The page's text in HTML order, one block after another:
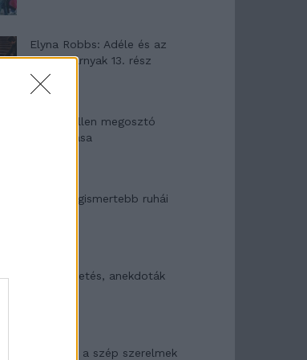
Elyna Robbs: Adéle és az
örökölt árnyak 13. rész
Woody Allen megosztó
zsenialitása
A világ legismertebb ruhái
Nyár, nevetés, anekdoták
Panna és a szép szerelmek